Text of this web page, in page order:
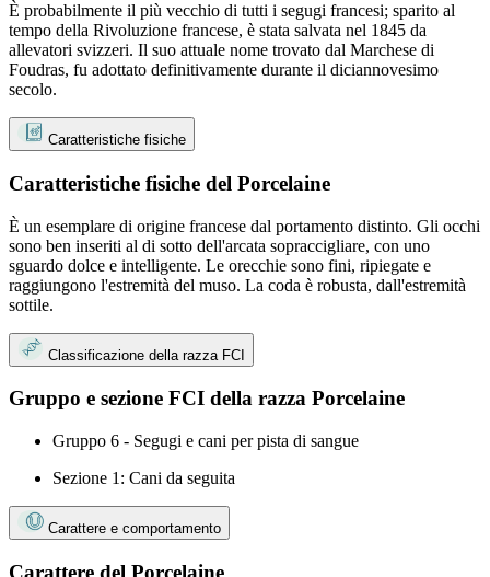
È probabilmente il più vecchio di tutti i segugi francesi; sparito al
tempo della Rivoluzione francese, è stata salvata nel 1845 da
allevatori svizzeri. Il suo attuale nome trovato dal Marchese di
Foudras, fu adottato definitivamente durante il diciannovesimo
secolo.
Caratteristiche fisiche
Caratteristiche fisiche del Porcelaine
È un esemplare di origine francese dal portamento distinto. Gli occhi
sono ben inseriti al di sotto dell'arcata sopraccigliare, con uno
sguardo dolce e intelligente. Le orecchie sono fini, ripiegate e
raggiungono l'estremità del muso. La coda è robusta, dall'estremità
sottile.
Classificazione della razza FCI
Gruppo e sezione FCI della razza Porcelaine
Gruppo 6 - Segugi e cani per pista di sangue
Sezione 1: Cani da seguita
Carattere e comportamento
Carattere del Porcelaine